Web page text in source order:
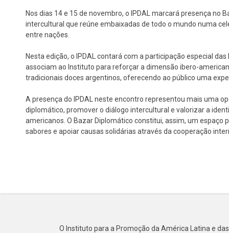
Nos dias 14 e 15 de novembro, o IPDAL marcará presença no
intercultural que reúne embaixadas de todo o mundo numa
entre nações.
Nesta edição, o IPDAL contará com a participação especial
associam ao Instituto para reforçar a dimensão ibero-
tradicionais doces argentinos, oferecendo ao público uma
A presença do IPDAL neste encontro representou mais uma
diplomático, promover o diálogo intercultural e valorizar a
americanos. O Bazar Diplomático constitui, assim, um espaço
sabores e apoiar causas solidárias através da cooperação
O Instituto para a Promoção da América Latina e